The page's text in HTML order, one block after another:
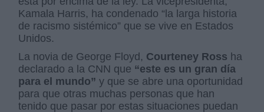
Kamala Harris, ha condenado “la larga historia
de racismo sistémico” que se vive en Estados
Unidos.
La novia de George Floyd, Courteney Ross ha
declarado a la CNN que “este es un gran día
para el mundo” y que se abre una oportunidad
para que otras muchas personas que han
tenido que pasar por estas situaciones puedan